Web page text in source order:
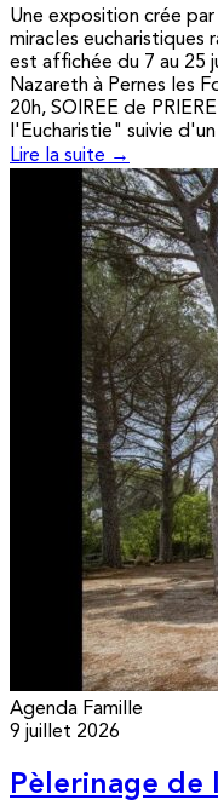
Une exposition crée
miracles eucharistiques
est affichée du 7 au 25
Nazareth à Pernes les
20h, SOIREE de
l'Eucharistie" suivie
Lire la suite →
Agenda Famille
9 juillet 2026
Pèlerinage de